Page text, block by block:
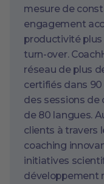
mesure de
engagement
productivité plus
turn-over.
réseau de plus
certifiés dans
des sessions de
de 80 langues.
clients à travers
coaching
initiatives
développement